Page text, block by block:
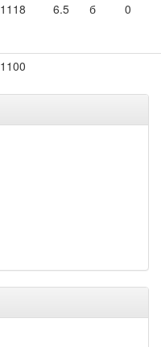
1118 6.5 б 0
1100